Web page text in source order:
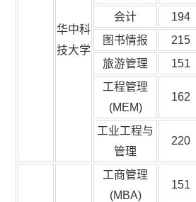
华中科
技大学
会计 194
图书情报
215
旅游管理
151
工程管理
(MEM)
162
工业工程与
管理
220
工商管理
(MBA)
151